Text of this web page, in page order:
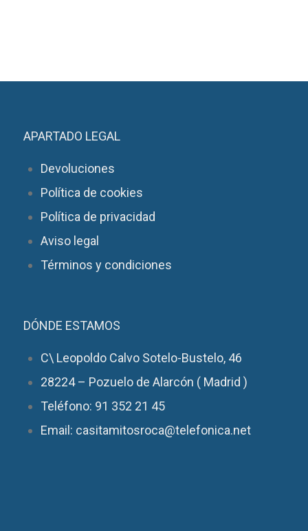
APARTADO LEGAL
Devoluciones
Política de cookies
Política de privacidad
Aviso legal
Términos y condiciones
DÓNDE ESTAMOS
C\ Leopoldo Calvo Sotelo-Bustelo, 46
28224 – Pozuelo de Alarcón ( Madrid )
Teléfono: 91 352 21 45
Email: casitamitosroca@telefonica.net